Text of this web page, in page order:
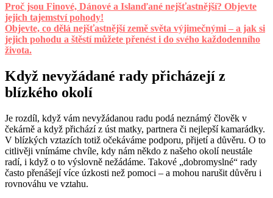
Proč jsou Finové, Dánové a Islanďané nejšťastnější? Objevte
jejich tajemství pohody!
Objevte, co dělá nejšťastnější země světa výjimečnými – a jak si
jejich pohodu a štěstí můžete přenést i do svého každodenního
života.
Když nevyžádané rady přicházejí z
blízkého okolí
Je rozdíl, když vám nevyžádanou radu podá neznámý člověk v
čekárně a když přichází z úst matky, partnera či nejlepší kamarádky.
V blízkých vztazích totiž očekáváme podporu, přijetí a důvěru. O to
citlivěji vnímáme chvíle, kdy nám někdo z našeho okolí neustále
radí, i když o to výslovně nežádáme. Takové „dobromyslné“ rady
často přenášejí více úzkosti než pomoci – a mohou narušit důvěru i
rovnováhu ve vztahu.